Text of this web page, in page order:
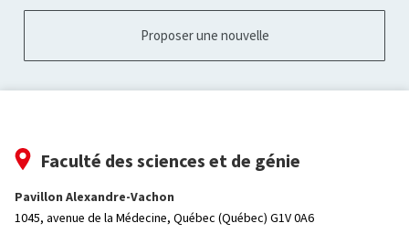
Proposer une nouvelle
Faculté des sciences et de génie
Pavillon Alexandre-Vachon
1045, avenue de la Médecine, Québec (Québec) G1V 0A6